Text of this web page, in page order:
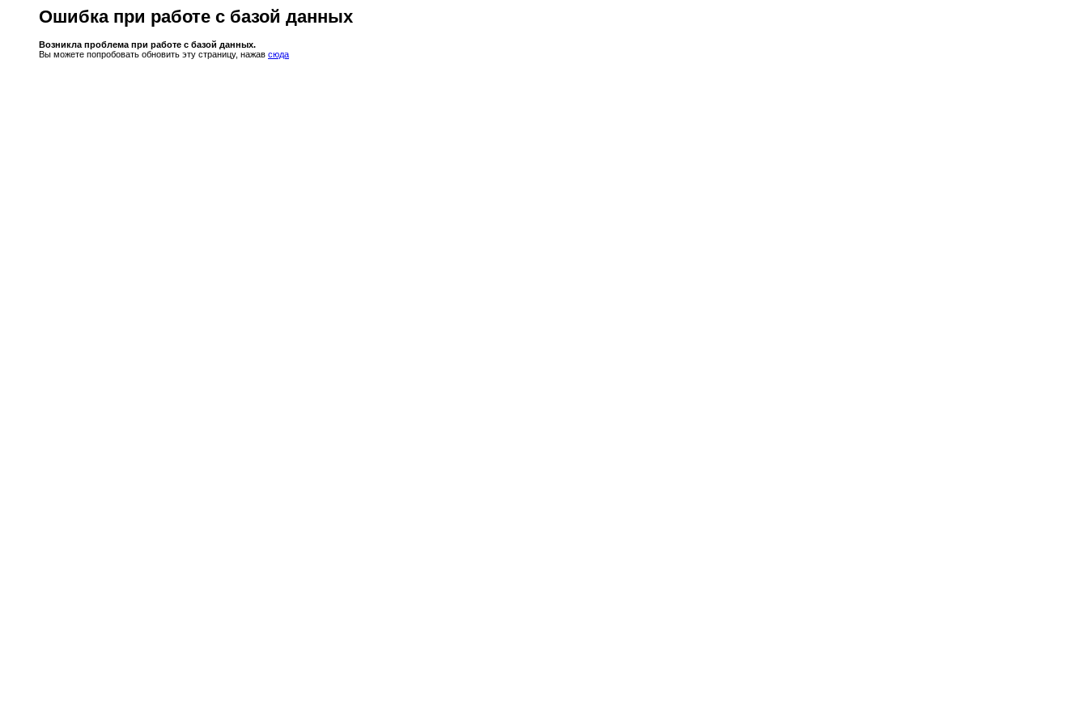
Ошибка при работе с базой данных
Возникла проблема при работе с базой данных.
Вы можете попробовать обновить эту страницу, нажав сюда